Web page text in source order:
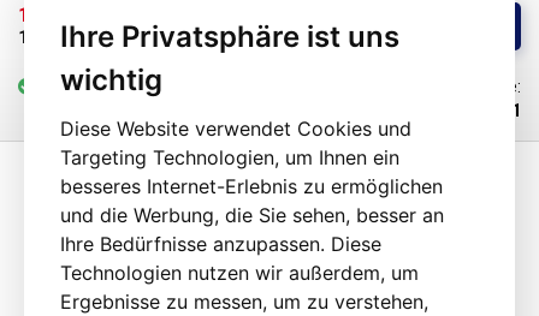
Ihre Privatsphäre ist uns
wichtig
Diese Website verwendet Cookies und
Targeting Technologien, um Ihnen ein
besseres Internet-Erlebnis zu ermöglichen
und die Werbung, die Sie sehen, besser an
Ihre Bedürfnisse anzupassen. Diese
Technologien nutzen wir außerdem, um
Ergebnisse zu messen, um zu verstehen,
1/4" Schnellkupplung (6mm Schlauch) geeignet. Die beiden
Ausstoßkolben sind fest mit dem großen Innenkolben verbunden und
stoßen gleichzeitig aus. Dies gewährleistet eine vollkommen
gleichmäßige Abgabe, selbst bei unterschiedlichen Viskositäten der
beiden Komponenten der zu verdrängenden Chemikalie. Der
Kolbenadapter ist aus einer leichten Aluminiumlegierung gefertigt und
wiegt 432 g. Aufgrund seines geringen Gewichts und seiner Form ist er
für manuelle Präzisionsdosiersysteme in Verbindung mit einer
Pedalsteuerung geeignet. Er hat eine Schlaufe an der Oberseite zum
Einhängen in den Balancer.
136,24 €
113,54 € ohne MwSt
vorrätig 2-5 St.
Code:
101921